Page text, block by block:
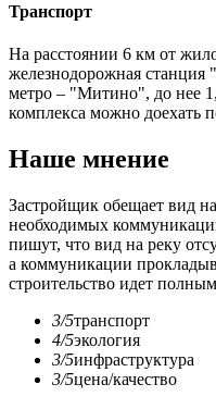
Транспорт
На расстоянии 6 км от
железнодорожная
метро – "Митино", до нее
комплекса можно доехать
Наше мнение
Застройщик обещает вид
необходимых
пишут, что вид на реку
а коммуникации
строительство идет
3/5транспорт
4/5экология
3/5инфраструктура
3/5цена/качество